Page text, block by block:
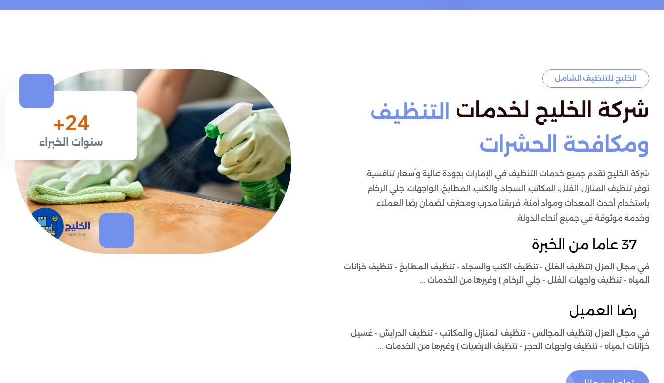
الخليج للتنظيف الشامل
شركة الخليج لخدمات
التنظيف
ومكافحة الحشرات
شركة الخليج تقدم جميع خدمات التنظيف في الإمارات بجودة عالية وأسعار تنافسية.
نوفر تنظيف المنازل، الفلل، المكاتب، السجاد، والكنب، المطابخ، الواجهات، جلي الرخام
باستخدام أحدث المعدات ومواد آمنة. فريقنا مدرب ومحترف لضمان رضا العملاء
وخدمة موثوقة في جميع أنحاء الدولة.
37 عاما من الخبرة
في مجال العزل (تنظيف الفلل - تنظيف الكنب والسجاد - تنظيف المطابخ - تنظيف خزانات
المياه - تنظيف واجهات الفلل - جلي الرخام ) وغيرها من الخدمات ...
رضا العميل
في مجال العزل (تنظيف المجالس - تنظيف المنازل والمكاتب - تنظيف الدرايش - غسيل
خزانات المياه - تنظيف واجهات الحجر - تنظيف الارضيات ) وغيرها من الخدمات ...
37
+
سنوات الخبراء